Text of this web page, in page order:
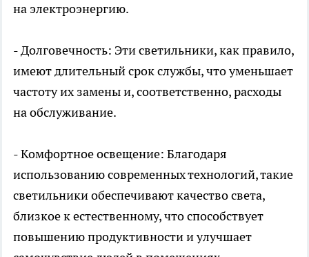
на электроэнергию.
- Долговечность: Эти светильники, как правило,
имеют длительный срок службы, что уменьшает
частоту их замены и, соответственно, расходы
на обслуживание.
- Комфортное освещение: Благодаря
использованию современных технологий, такие
светильники обеспечивают качество света,
близкое к естественному, что способствует
повышению продуктивности и улучшает